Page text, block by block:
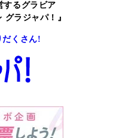
するグラビア
ラジャパ！』
だくさん!